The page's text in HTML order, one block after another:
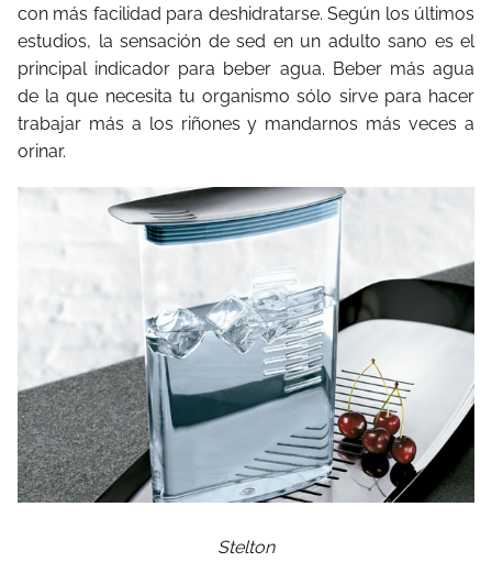
con más facilidad para deshidratarse. Según los últimos
estudios, la sensación de sed en un adulto sano es el
principal indicador para beber agua. Beber más agua
de la que necesita tu organismo sólo sirve para hacer
trabajar más a los riñones y mandarnos más veces a
orinar.
Stelton